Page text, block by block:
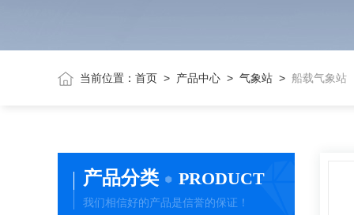
当前位置： 首页> 产品中心> 气象站> 船载气象站
产品分类 PRODUCT
我们相信好的产品是信誉的保证！